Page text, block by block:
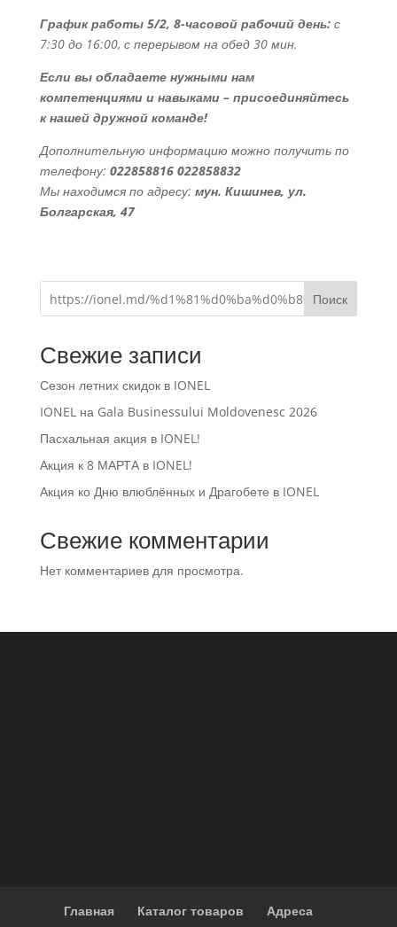
График работы 5/2, 8-часовой рабочий день: с
7:30 до 16:00, с перерывом на обед 30 мин.
Если вы обладаете нужными нам
компетенциями и навыками – присоединяйтесь
к нашей дружной команде!
Дополнительную информацию можно получить по
телефону: 022858816 022858832
Мы находимся по адресу: мун. Кишинев, ул.
Болгарская, 47
Поиск
Свежие записи
Сезон летних скидок в IONEL
IONEL на Gala Businessului Moldovenesc 2026
Пасхальная акция в IONEL!
Акция к 8 МАРТА в IONEL!
Акция ко Дню влюблённых и Драгобете в IONEL
Свежие комментарии
Нет комментариев для просмотра.
Главная Каталог товаров
Адреса